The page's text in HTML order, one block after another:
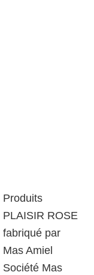
Produits
PLAISIR ROSE
fabriqué par
Mas Amiel
Société Mas